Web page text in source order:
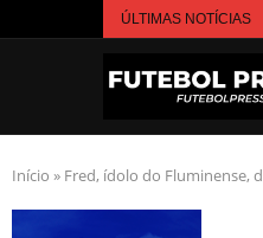
ÚLTIMAS NOTÍCIAS
Início » Fred, ídolo do Fluminense,